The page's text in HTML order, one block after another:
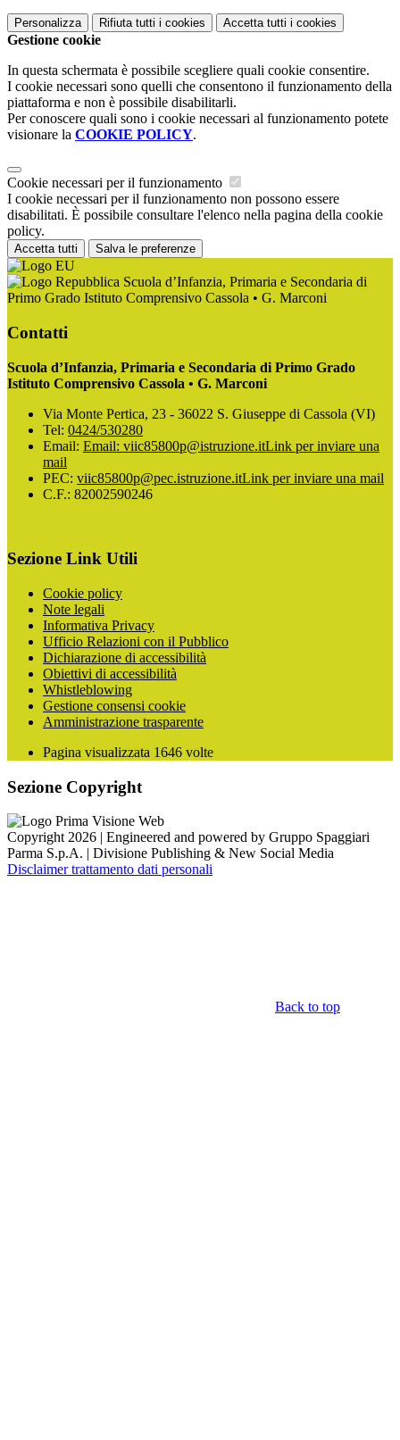
Personalizza Rifiuta tutti i cookies Accetta tutti i cookies
Gestione cookie
In questa schermata è possibile scegliere quali cookie consentire.
I cookie necessari sono quelli che consentono il funzionamento della
piattaforma e non è possibile disabilitarli.
Per conoscere quali sono i cookie necessari al funzionamento potete
visionare la COOKIE POLICY.
Cookie necessari per il funzionamento
I cookie necessari per il funzionamento non possono essere
disabilitati. È possibile consultare l'elenco nella pagina della cookie
policy.
Accetta tutti Salva le preferenze
Scuola d’Infanzia, Primaria e Secondaria di
Primo Grado Istituto Comprensivo Cassola • G. Marconi
Contatti
Scuola d’Infanzia, Primaria e Secondaria di Primo Grado
Istituto Comprensivo Cassola • G. Marconi
Via Monte Pertica, 23 - 36022 S. Giuseppe di Cassola (VI)
Tel: 0424/530280
Email: Email: viic85800p@istruzione.itLink per inviare una
mail
PEC: viic85800p@pec.istruzione.itLink per inviare una mail
C.F.: 82002590246
Sezione Link Utili
Cookie policy
Note legali
Informativa Privacy
Ufficio Relazioni con il Pubblico
Dichiarazione di accessibilità
Obiettivi di accessibilità
Whistleblowing
Gestione consensi cookie
Amministrazione trasparente
Pagina visualizzata 1646 volte
Sezione Copyright
Copyright 2026 | Engineered and powered by Gruppo Spaggiari
Parma S.p.A. | Divisione Publishing & New Social Media
Disclaimer trattamento dati personali
Back to top